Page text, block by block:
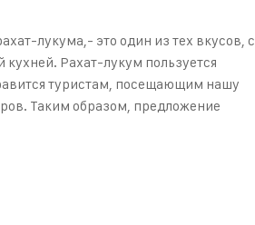
лукума,- это один из тех вкусов, с
Рахат-лукум пользуется
туристам, посещающим нашу
Таким образом, предложение